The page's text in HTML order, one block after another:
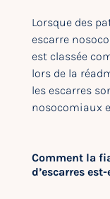
Lorsque des
escarre
est classée
lors de la
les escarres
nosocomiaux
Comment la
d’escarres